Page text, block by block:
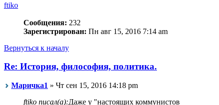
ftiko
Сообщения: 232
Зарегистрирован: Пн авг 15, 2016 7:14 am
Вернуться к началу
Re: История, философия, политика.
Маричка1 » Чт сен 15, 2016 14:18 pm
ftiko писал(а):Даже у "настоящих коммунистов